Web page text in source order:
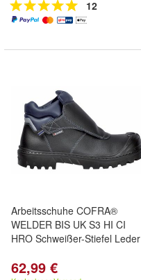
12
Arbeitsschuhe COFRA®
WELDER BIS UK S3 HI CI
HRO Schweißer-Stiefel Leder
62,99 €